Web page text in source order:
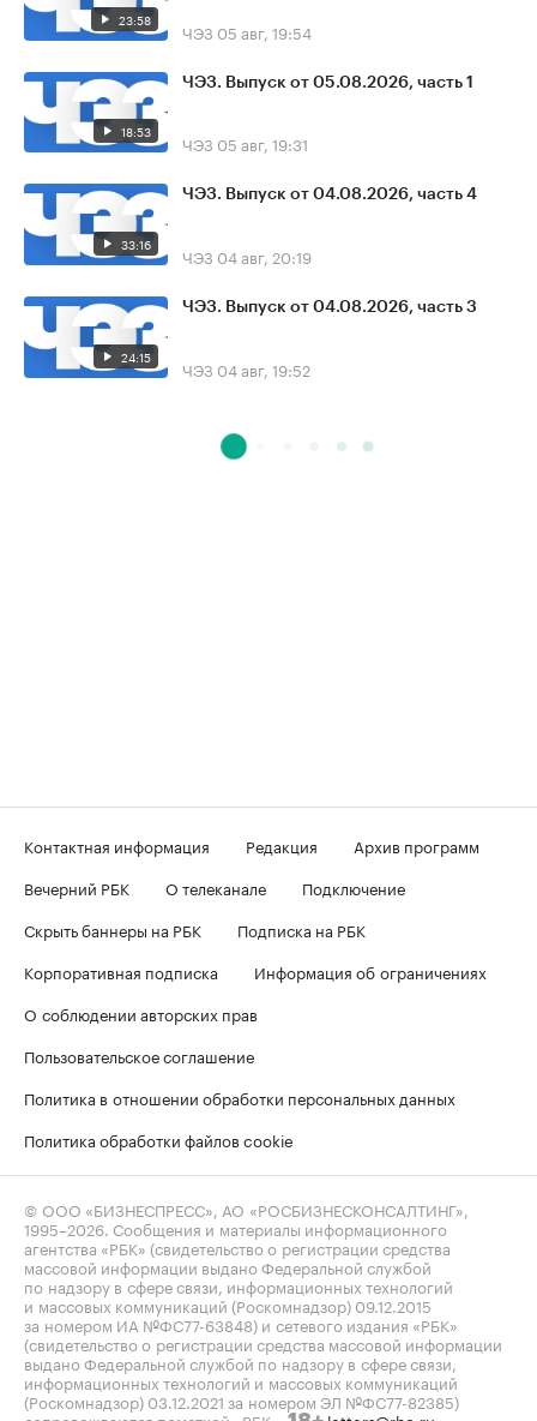
23:58 ЧЭЗ 05 авг, 19:54
18:53
ЧЭЗ. Выпуск от 05.08.2026, часть 1
ЧЭЗ 05 авг, 19:31
33:16
ЧЭЗ. Выпуск от 04.08.2026, часть 4
ЧЭЗ 04 авг, 20:19
24:15
ЧЭЗ. Выпуск от 04.08.2026, часть 3
ЧЭЗ 04 авг, 19:52
Контактная информация Редакция
Архив программ
Вечерний РБК
О телеканале
Подключение
Скрыть баннеры на РБК
Подписка на РБК
Корпоративная подписка
Информация об ограничениях
О соблюдении авторских прав
Пользовательское соглашение
Политика в отношении обработки персональных данных
Политика обработки файлов cookie
© ООО «БИЗНЕСПРЕСС», АО «РОСБИЗНЕСКОНСАЛТИНГ»,
1995–2026 . Сообщения и материалы информационного
агентства «РБК» (свидетельство о регистрации средства
массовой информации выдано Федеральной службой
по надзору в сфере связи, информационных технологий
и массовых коммуникаций (Роскомнадзор) 09.12.2015
за номером ИА №ФС77-63848) и сетевого издания «РБК»
(свидетельство о регистрации средства массовой информации
выдано Федеральной службой по надзору в сфере связи,
информационных технологий и массовых коммуникаций
(Роскомнадзор) 03.12.2021 за номером ЭЛ №ФС77-82385)